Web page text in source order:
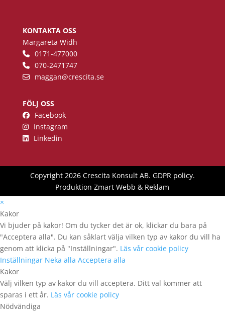
KONTAKTA OSS
Margareta Widh
0171-477000
070-2471747
maggan@crescita.se
FÖLJ OSS
Facebook
Instagram
Linkedin
Copyright 2026 Crescita Konsult AB. GDPR policy.
ProduktionZmart Webb & Reklam
×
Kakor
Vi bjuder på kakor! Om du tycker det är ok, klickar du bara på
"Acceptera alla". Du kan såklart välja vilken typ av kakor du vill ha
genom att klicka på "Inställningar". Läs vår cookie policy
Inställningar Neka alla Acceptera alla
Kakor
Välj vilken typ av kakor du vill acceptera. Ditt val kommer att
sparas i ett år. Läs vår cookie policy
Nödvändiga